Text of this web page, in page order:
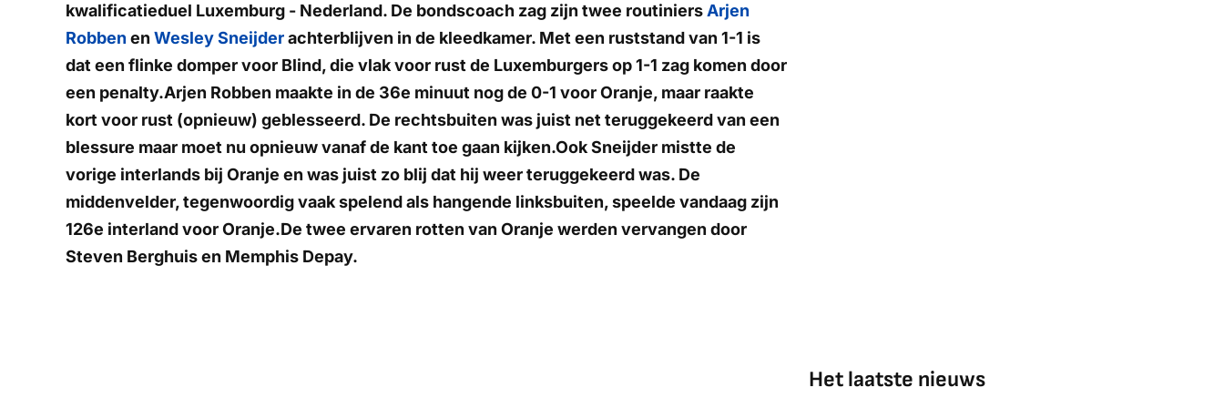
kwalificatieduel Luxemburg - Nederland. De bondscoach zag zijn twee routiniers Arjen
Robben en Wesley Sneijderachterblijven in de kleedkamer. Met een ruststand van 1-1 is
dat een flinke domper voor Blind, die vlak voor rust de Luxemburgers op 1-1 zag komen door
een penalty.Arjen Robben maakte in de 36e minuut nog de 0-1 voor Oranje, maar raakte
kort voor rust (opnieuw) geblesseerd. De rechtsbuiten was juist net teruggekeerd van een
blessure maar moet nu opnieuw vanaf de kant toe gaan kijken.Ook Sneijder mistte de
vorige interlands bij Oranje en was juist zo blij dat hij weer teruggekeerd was. De
middenvelder, tegenwoordig vaak spelend als hangende linksbuiten, speelde vandaag zijn
126e interland voor Oranje.De twee ervaren rotten van Oranje werden vervangen door
Steven Berghuis en Memphis Depay.
Het laatste nieuws